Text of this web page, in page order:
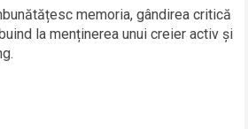
memoria, gândirea critică
la menținerea unui creier activ și